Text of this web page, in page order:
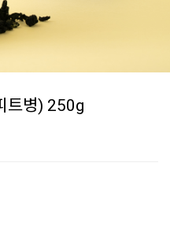
트병) 250g